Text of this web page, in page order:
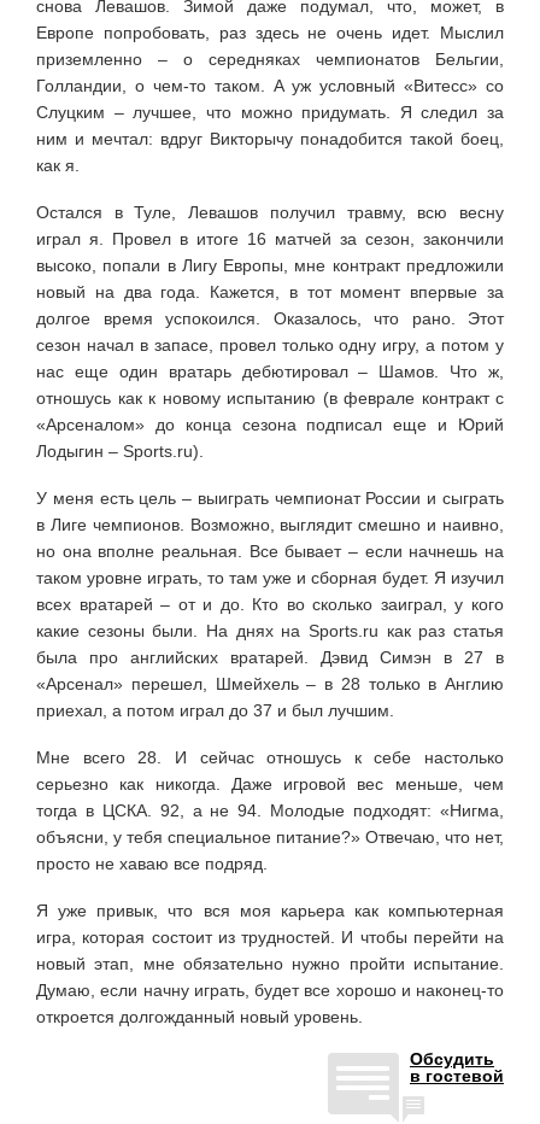
снова Левашов. Зимой даже подумал, что, может, в
Европе попробовать, раз здесь не очень идет. Мыслил
приземленно – о середняках чемпионатов Бельгии,
Голландии, о чем-то таком. А уж условный «Витесс» со
Слуцким – лучшее, что можно придумать. Я следил за
ним и мечтал: вдруг Викторычу понадобится такой боец,
как я.
Остался в Туле, Левашов получил травму, всю весну
играл я. Провел в итоге 16 матчей за сезон, закончили
высоко, попали в Лигу Европы, мне контракт предложили
новый на два года. Кажется, в тот момент впервые за
долгое время успокоился. Оказалось, что рано. Этот
сезон начал в запасе, провел только одну игру, а потом у
нас еще один вратарь дебютировал – Шамов. Что ж,
отношусь как к новому испытанию (в феврале контракт с
«Арсеналом» до конца сезона подписал еще и Юрий
Лодыгин – Sports.ru).
У меня есть цель – выиграть чемпионат России и сыграть
в Лиге чемпионов. Возможно, выглядит смешно и наивно,
но она вполне реальная. Все бывает – если начнешь на
таком уровне играть, то там уже и сборная будет. Я изучил
всех вратарей – от и до. Кто во сколько заиграл, у кого
какие сезоны были. На днях на Sports.ru как раз статья
была про английских вратарей. Дэвид Симэн в 27 в
«Арсенал» перешел, Шмейхель – в 28 только в Англию
приехал, а потом играл до 37 и был лучшим.
Мне всего 28. И сейчас отношусь к себе настолько
серьезно как никогда. Даже игровой вес меньше, чем
тогда в ЦСКА. 92, а не 94. Молодые подходят: «Нигма,
объясни, у тебя специальное питание?» Отвечаю, что нет,
просто не хаваю все подряд.
Я уже привык, что вся моя карьера как компьютерная
игра, которая состоит из трудностей. И чтобы перейти на
новый этап, мне обязательно нужно пройти испытание.
Думаю, если начну играть, будет все хорошо и наконец-то
откроется долгожданный новый уровень.
Обсудить
в гостевой